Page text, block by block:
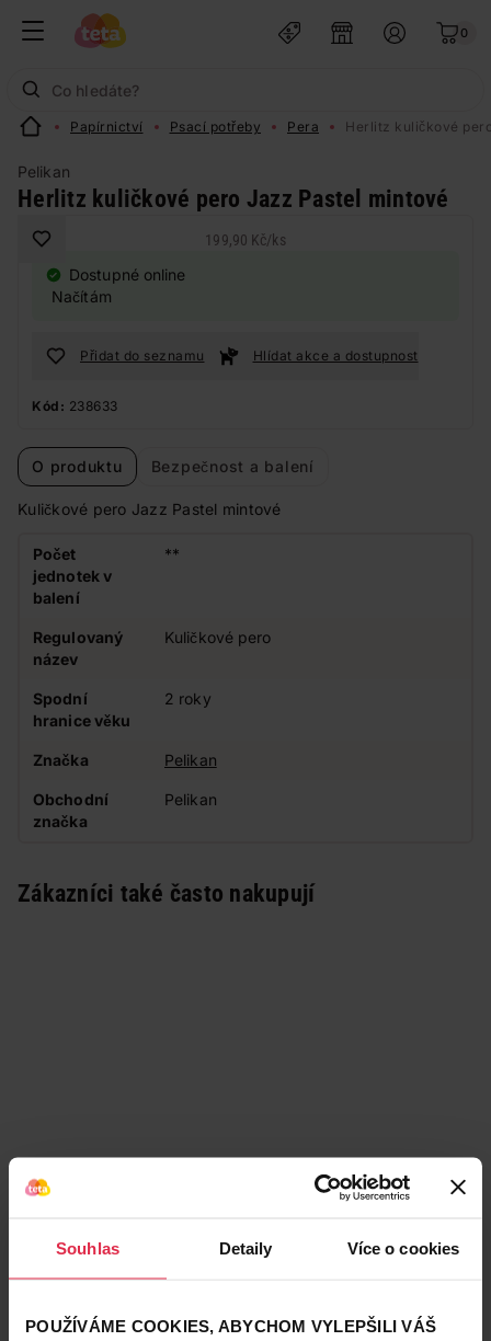
Souhlas Detaily Více o cookies
POUŽÍVÁME COOKIES, ABYCHOM VYLEPŠILI VÁŠ
0
Papírnictví Psací potřeby Pera Herlitz kuličkové
Pelikan
Herlitz kuličkové pero Jazz Pastel mintové
199,90 Kč/ks
Dostupné online
Načítám
Přidat do seznamu Hlídat akce a dostupnost
Kód: 238633
O produktu Bezpečnost a balení
Kuličkové pero Jazz Pastel mintové
Počet
jednotek v
balení
**
Regulovaný
název
Kuličkové pero
Spodní
hranice věku
2 roky
Značka Pelikan
Obchodní
značka
Pelikan
Zákazníci také často nakupují
Podobné produkty